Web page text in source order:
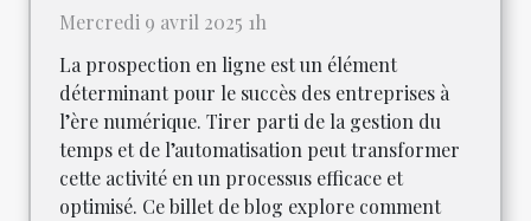
Mercredi 9 avril 2025 1h
La prospection en ligne est un élément
déterminant pour le succès des entreprises à
l’ère numérique. Tirer parti de la gestion du
temps et de l’automatisation peut transformer
cette activité en un processus efficace et
optimisé. Ce billet de blog explore comment